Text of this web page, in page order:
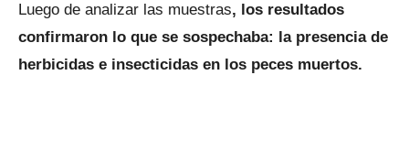
Luego de analizar las muestras, los resultados
confirmaron lo que se sospechaba: la presencia de
herbicidas e insecticidas en los peces muertos.